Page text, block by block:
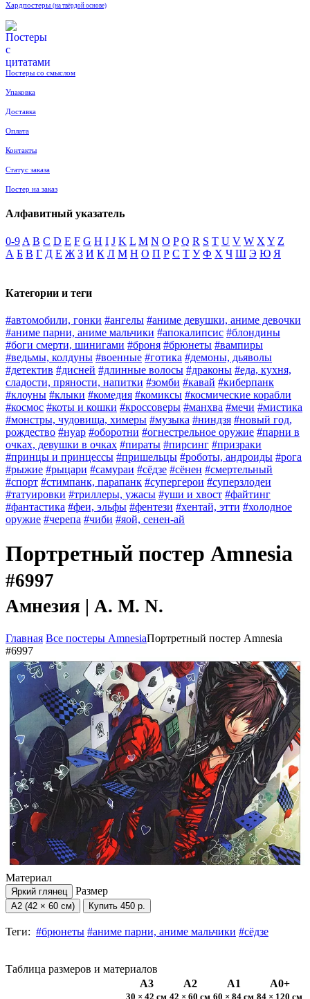
Хардпостеры (на твёрдой основе)
Постеры со смыслом
Упаковка
Доставка
Оплата
Контакты
Статус заказа
Постер на заказ
Алфавитный указатель
0-9 A B C D E F G H I J K L M N O P Q R S T U V W X Y Z
А Б В Г Д Е Ж З И К Л М Н О П Р С Т У Ф Х Ч Ш Э Ю Я
Категории и теги
#автомобили, гонки #ангелы #аниме девушки, аниме девочки
#аниме парни, аниме мальчики #апокалипсис #блондины
#боги смерти, шинигами #броня #брюнеты #вампиры
#ведьмы, колдуны #военные #готика #демоны, дьяволы
#детектив #дисней #длинные волосы #драконы #еда, кухня,
сладости, пряности, напитки #зомби #кавай #киберпанк
#клоуны #клыки #комедия #комиксы #космические корабли
#космос #коты и кошки #кроссоверы #манхва #мечи #мистика
#монстры, чудовища, химеры #музыка #ниндзя #новый год,
рождество #нуар #оборотни #огнестрельное оружие #парни в
очках, девушки в очках #пираты #пирсинг #призраки
#принцы и принцессы #пришельцы #роботы, андроиды #рога
#рыжие #рыцари #самураи #сёдзе #сёнен #смертельный
#спорт #стимпанк, парапанк #супергерои #суперзлодеи
#татуировки #триллеры, ужасы #уши и хвост #файтинг
#фантастика #феи, эльфы #фентези #хентай, этти #холодное
оружие #черепа #чиби #яой, сенен-ай
Портретный постер Amnesia
#6997
Амнезия | A. M. N.
Главная Все постеры AmnesiaПортретный постер Amnesia
#6997
Материал
Яркий глянец Размер
А2 (42 × 60 см) Купить 450 р.
Теги: #брюнеты #аниме парни, аниме мальчики #сёдзе
Таблица размеров и материалов
А3
30 × 42 см
А2
42 × 60 см
А1
60 × 84 см
А0+
84 × 120 см